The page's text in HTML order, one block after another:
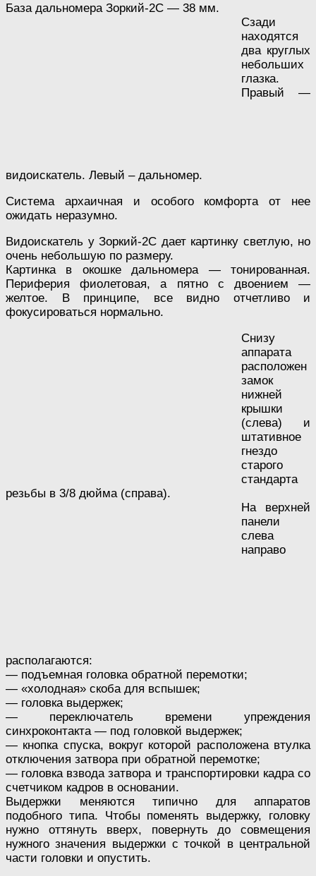
База дальномера Зоркий-2С — 38 мм.
Сзади
находятся
два круглых
небольших
глазка.
Правый —
видоискатель. Левый – дальномер.
Система архаичная и особого комфорта от нее
ожидать неразумно.
Видоискатель у Зоркий-2С дает картинку светлую, но
очень небольшую по размеру.
Картинка в окошке дальномера — тонированная.
Периферия фиолетовая, а пятно с двоением —
желтое. В принципе, все видно отчетливо и
фокусироваться нормально.
Снизу
аппарата
расположен
замок
нижней
крышки
(слева) и
штативное
гнездо
старого
стандарта
резьбы в 3/8 дюйма (справа).
На верхней
панели
слева
направо
располагаются:
— подъемная головка обратной перемотки;
— «холодная» скоба для вспышек;
— головка выдержек;
— переключатель времени упреждения
синхроконтакта — под головкой выдержек;
— кнопка спуска, вокруг которой расположена втулка
отключения затвора при обратной перемотке;
— головка взвода затвора и транспортировки кадра со
счетчиком кадров в основании.
Выдержки меняются типично для аппаратов
подобного типа. Чтобы поменять выдержку, головку
нужно оттянуть вверх, повернуть до совмещения
нужного значения выдержки с точкой в центральной
части головки и опустить.